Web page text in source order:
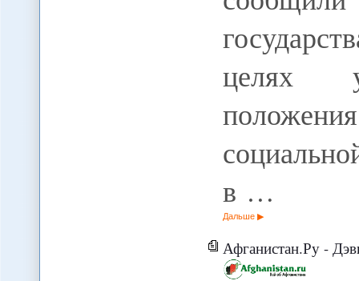
целях
в …
Дальше
Афганистан.Ру - Дэвид